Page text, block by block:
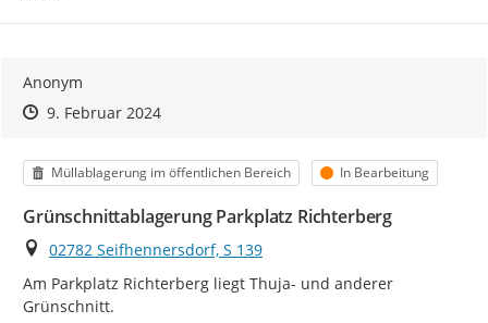
Anonym
Zeitpunkt des Erstellens
Zeitpunkt des Erstellens
9. Februar 2024Zur Äußerung
Kategorie
Müllablagerung im öffentlichen Bereich Status
In Bearbeitung
Grünschnittablagerung Parkplatz Richterberg
Ort
02782 Seifhennersdorf, S 139
Am Parkplatz Richterberg liegt Thuja- und anderer
Grünschnitt.